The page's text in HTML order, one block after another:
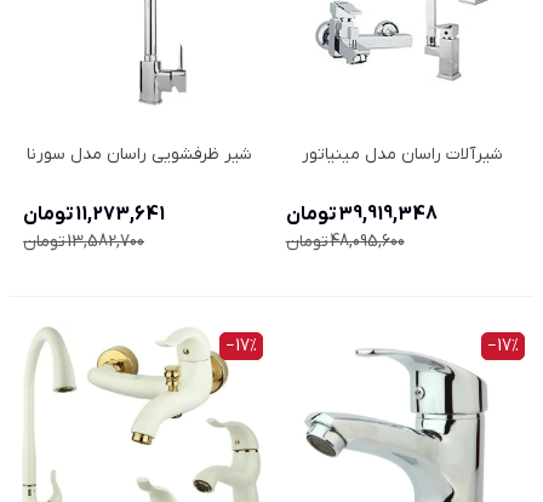
شیرآلات راسان مدل مینیاتور
39,919,348 تومان
48,095,600 تومان
شیر ظرفشویی راسان مدل سورنا
11,273,641 تومان
13,582,700 تومان
‎−17%
‎−17%